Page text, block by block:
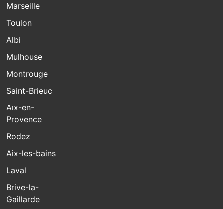
Marseille
Toulon
Albi
Mulhouse
Montrouge
Saint-Brieuc
Aix-en-
Provence
Rodez
Aix-les-bains
Laval
Brive-la-
Gaillarde